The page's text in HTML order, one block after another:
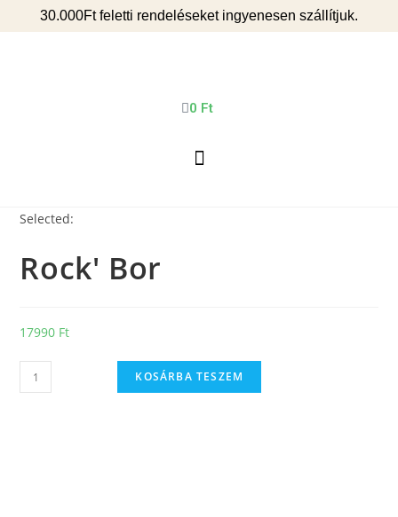
30.000Ft feletti rendeléseket ingyenesen szállítjuk.
0 Ft
Selected:
Rock' Bor
17990 Ft
KOSÁRBA TESZEM